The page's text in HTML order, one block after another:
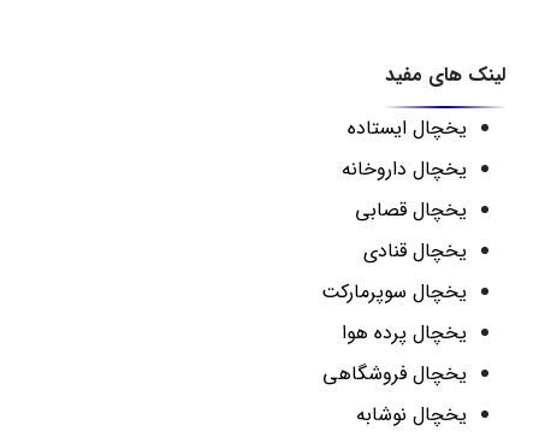
لینک های مفید
یخچال ایستاده
یخچال داروخانه
یخچال قصابی
یخچال قنادی
یخچال سوپرمارکت
یخچال پرده هوا
یخچال فروشگاهی
یخچال نوشابه